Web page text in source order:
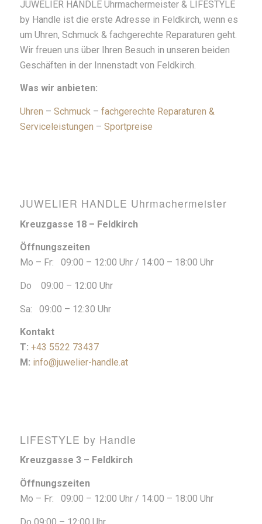
JUWELIER HANDLE Uhrmachermeister & LIFESTYLE
by Handle ist die erste Adresse in Feldkirch, wenn es
um Uhren, Schmuck & fachgerechte Reparaturen geht.
Wir freuen uns über Ihren Besuch in unseren beiden
Geschäften in der Innenstadt von Feldkirch.
Was wir anbieten:
Uhren – Schmuck – fachgerechte Reparaturen &
Serviceleistungen – Sportpreise
JUWELIER HANDLE Uhrmachermeister
Kreuzgasse 18 – Feldkirch
Öffnungszeiten
Mo – Fr: 09:00 – 12:00 Uhr / 14:00 – 18:00 Uhr
Do 09:00 – 12:00 Uhr
Sa: 09:00 – 12:30 Uhr
Kontakt
T: +43 5522 73437
M: info@juwelier-handle.at
LIFESTYLE by Handle
Kreuzgasse 3 – Feldkirch
Öffnungszeiten
Mo – Fr: 09:00 – 12:00 Uhr / 14:00 – 18:00 Uhr
Do 09:00 – 12:00 Uhr